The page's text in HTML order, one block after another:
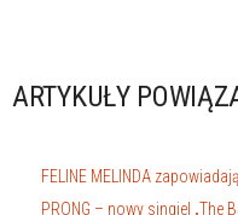
ARTYKUŁY
FELINE MELINDA
PRONG – nowy singiel „The